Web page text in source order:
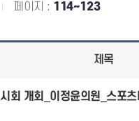
페이지 : 114~123
제목
회 개회_이정윤의원_스포